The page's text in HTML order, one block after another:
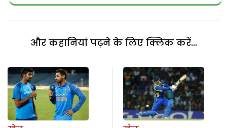
और कहानियां पढ़ने के लिए क्लिक करें...